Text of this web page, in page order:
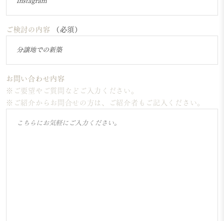
ご検討の内容 （必須）
お問い合わせ内容
※ご要望やご質問などご入力ください。
※ご紹介からお問合せの方は、ご紹介者もご記入ください。